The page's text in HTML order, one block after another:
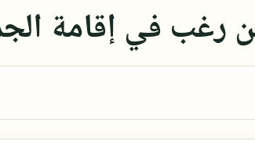
رغب في إقامة